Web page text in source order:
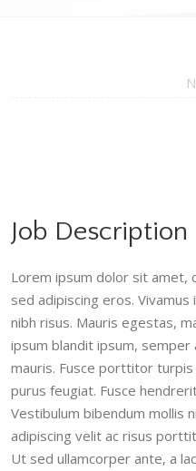
Job Description
Lorem ipsum dolor sit amet,
sed adipiscing eros.
nibh risus. Mauris egestas,
ipsum blandit ipsum,
mauris. Fusce porttitor
purus feugiat. Fusce
Vestibulum bibendum mollis
adipiscing velit ac risus
Ut sed ullamcorper ante, a